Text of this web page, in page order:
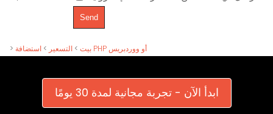
> بيت > التسعير > استضافة PHP أو ووردبريس
ابدأ الآن - تجربة مجانية لمدة 30 يومًا